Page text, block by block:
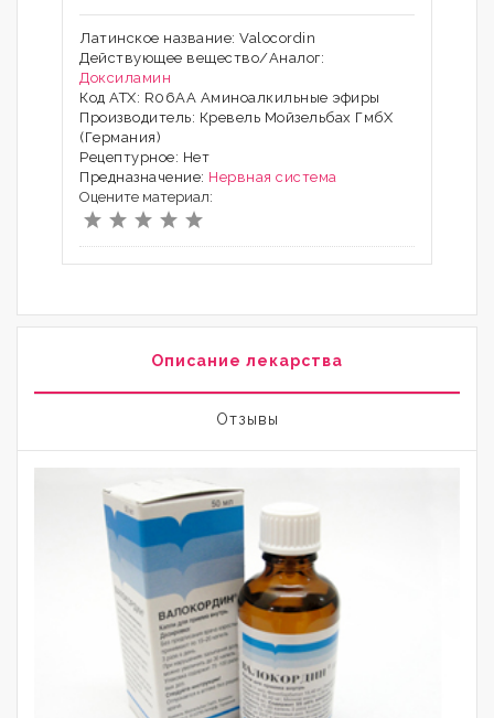
Латинское название: Valocordin
Действующее вещество/Аналог:
Доксиламин
Код АТХ: R06AA Аминоалкильные эфиры
Производитель: Кревель Мойзельбах ГмбХ
(Германия)
Рецептурное: Нет
Предназначение: Нервная система
Оцените материал:
Описание лекарства
Отзывы